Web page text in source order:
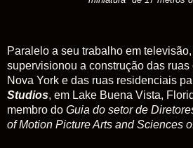
Paralelo a seu trabalho em
supervisionou a construção das
Nova York e das ruas residenciais
Studios, em Lake Buena Vista,
membro do Guia do setor de
of Motion Picture Arts and Sciences